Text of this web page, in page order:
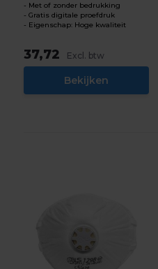
Met of zonder bedrukking
Gratis digitale proefdruk
Eigenschap: Hoge kwaliteit
37,72 Excl. btw
Bekijken